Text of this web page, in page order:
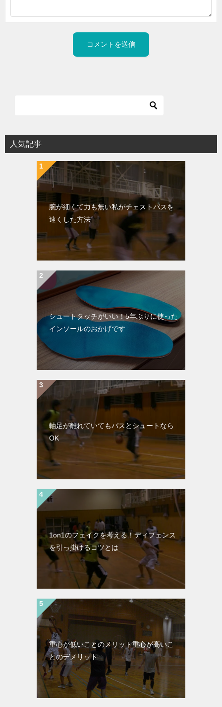
人気記事
腕が細くて力も無い私がチェストパスを
速くした方法
シュートタッチがいい！5年ぶりに使った
インソールのおかげです
軸足が離れていてもパスとシュートなら
OK
1on1のフェイクを考える！ディフェンス
を引っ掛けるコツとは
重心が低いことのメリット重心が高いこ
とのデメリット